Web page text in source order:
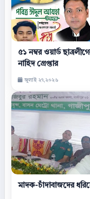
৫১ নম্বর ওয়ার্ড
নাহিদ গ্রেপ্তার
জুলাই ২৭,২০২৬
মাদক-চাঁদাবাজদের